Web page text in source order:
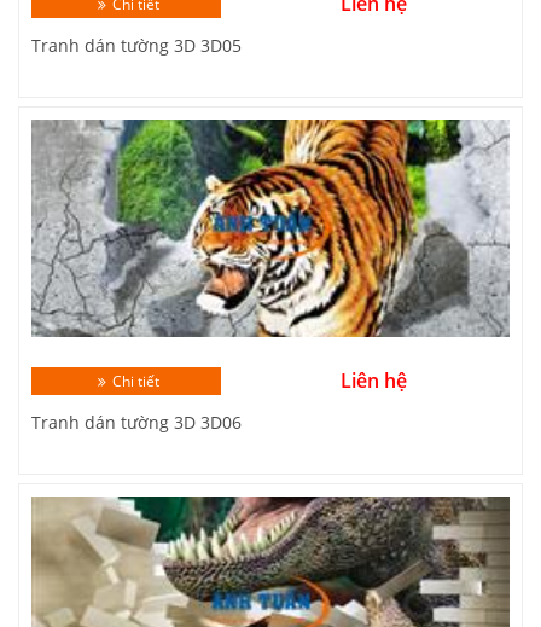
Chi tiết
Tranh dán tường 3D 3D05
Chi tiết Liên hệ
Tranh dán tường 3D 3D06